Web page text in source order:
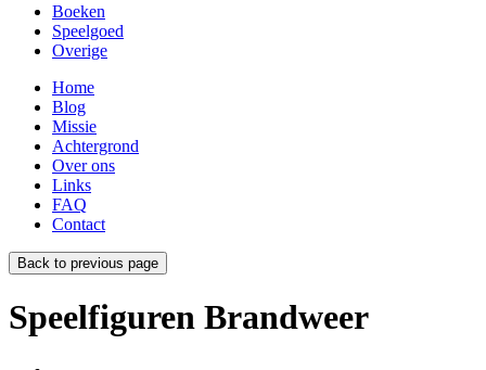
Boeken
Speelgoed
Overige
Home
Blog
Missie
Achtergrond
Over ons
Links
FAQ
Contact
Back to previous page
Speelfiguren Brandweer